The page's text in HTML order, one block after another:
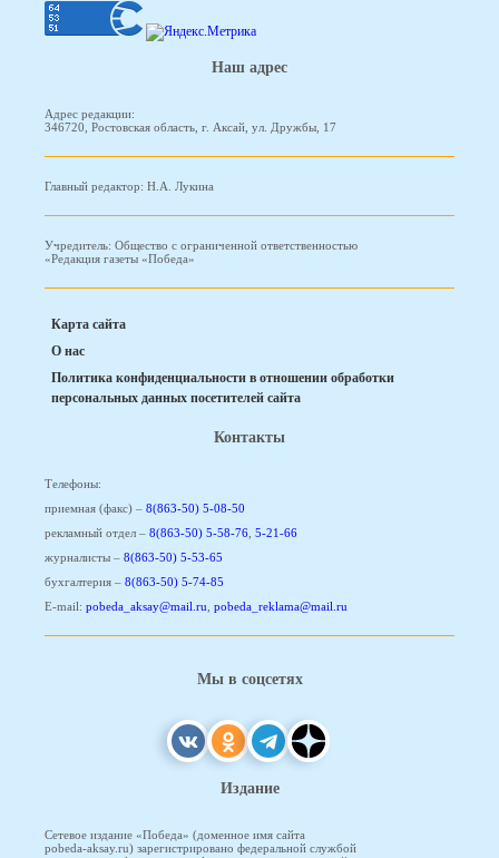
Наш адрес
Адрес редакции:
346720, Ростовская область, г. Аксай, ул. Дружбы, 17
Главный редактор: Н.А. Лукина
Учредитель: Общество с ограниченной ответственностью
«Редакция газеты «Победа»
Карта сайта
О нас
Политика конфиденциальности в отношении обработки
персональных данных посетителей сайта
Контакты
Телефоны:
приемная (факс) – 8(863-50) 5-08-50
рекламный отдел – 8(863-50) 5-58-76, 5-21-66
журналисты – 8(863-50) 5-53-65
бухгалтерия – 8(863-50) 5-74-85
E-mail: pobeda_aksay@mail.ru, pobeda_reklama@mail.ru
Мы в соцсетях
Издание
Сетевое издание «Победа» (доменное имя сайта
pobeda-aksay.ru) зарегистрировано федеральной службой